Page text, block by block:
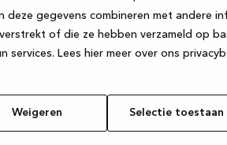
deze gegevens combineren met andere
of die ze hebben verzameld op
services. Lees hier meer over ons
Weigeren Selectie toestaan
has occurred while loading